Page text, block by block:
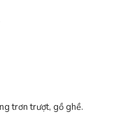
trơn trượt, gồ ghề.